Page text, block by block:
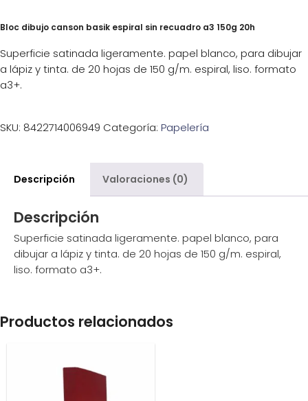
Bloc dibujo canson basik espiral sin recuadro a3 150g 20h
Superficie satinada ligeramente. papel blanco, para dibujar
a lápiz y tinta. de 20 hojas de 150 g/m. espiral, liso. formato
a3+.
SKU: 8422714006949 Categoría: Papelería
Descripción Valoraciones (0)
Descripción
Superficie satinada ligeramente. papel blanco, para
dibujar a lápiz y tinta. de 20 hojas de 150 g/m. espiral,
liso. formato a3+.
Productos relacionados